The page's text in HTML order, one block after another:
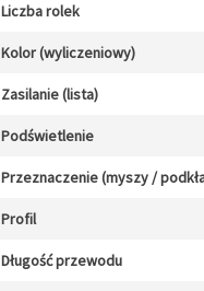
Liczba rolek
Kolor (wyliczeniowy)
Zasilanie (lista)
Podświetlenie
Przeznaczenie (myszy /
Profil
Długość przewodu